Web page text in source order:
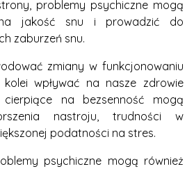
problemy psychiczne mogą
na jakość snu i prowadzić do
zaburzeń snu.
zmiany w funkcjonowaniu
wpływać na nasze zdrowie
cierpiące na bezsenność mogą
nastroju, trudności w
podatności na stres.
psychiczne mogą również